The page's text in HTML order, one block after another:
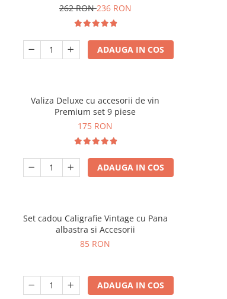
262 RON236 RON
ADAUGA IN COS
Valiza Deluxe cu accesorii de vin
Premium set 9 piese
175 RON
ADAUGA IN COS
Set cadou Caligrafie Vintage cu Pana
albastra si Accesorii
85 RON
ADAUGA IN COS